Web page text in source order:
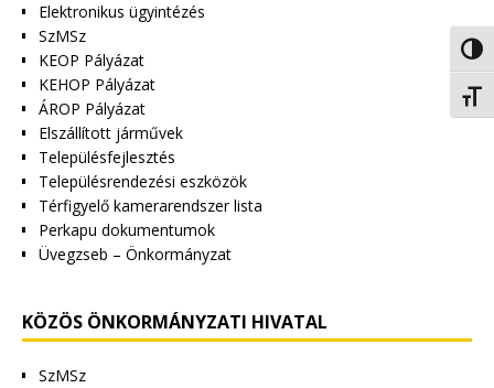
Elektronikus ügyintézés
SzMSz
KEOP Pályázat
KEHOP Pályázat
ÁROP Pályázat
Elszállított járművek
Településfejlesztés
Településrendezési eszközök
Térfigyelő kamerarendszer lista
Perkapu dokumentumok
Üvegzseb – Önkormányzat
KÖZÖS ÖNKORMÁNYZATI HIVATAL
SzMSz